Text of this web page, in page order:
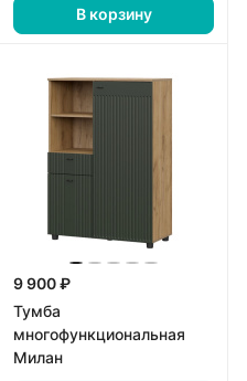
В корзину
9 900 ₽
Тумба
многофункциональная
Милан